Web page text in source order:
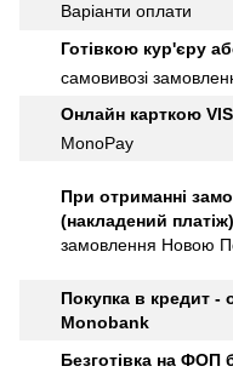
Варіанти оплати
Готівкою кур'єру
самовивозі
Онлайн карткою
MonoPay
При отриманні
(накладений платіж)
замовлення Новою
Покупка в кредит -
Monobank
Безготівка на ФОП